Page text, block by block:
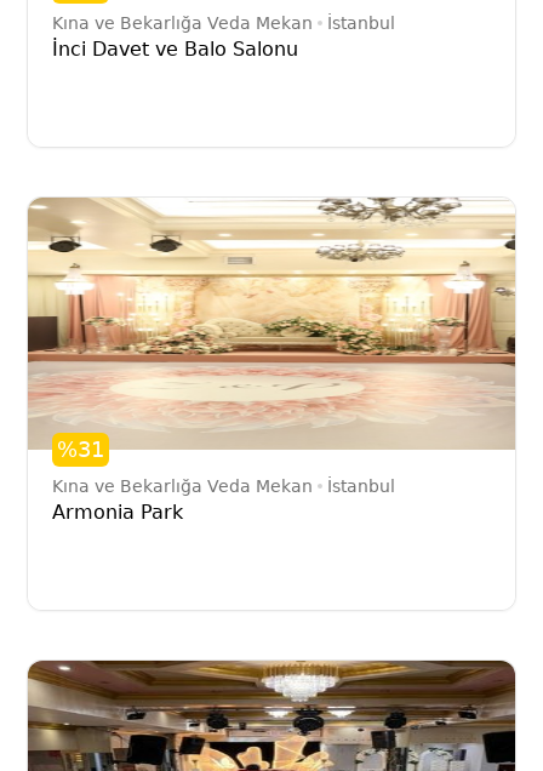
Kına ve Bekarlığa Veda Mekan İstanbul
İnci Davet ve Balo Salonu
%31
Kına ve Bekarlığa Veda Mekan İstanbul
Armonia Park